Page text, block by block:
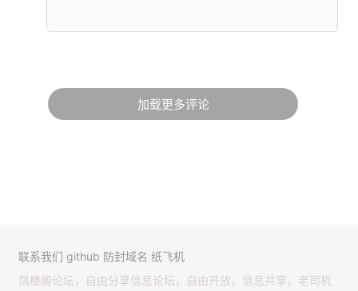
加载更多评论
联系我们 github 防封域名 纸飞机
凤楼阁论坛，自由分享信息论坛，自由开放，信息共享，老司机